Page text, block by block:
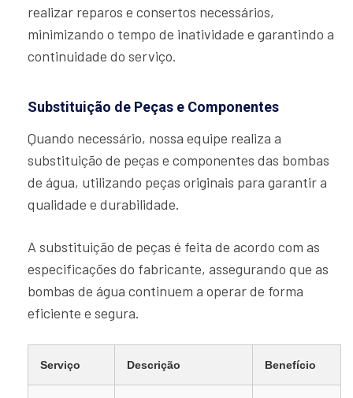
realizar reparos e consertos necessários,
minimizando o tempo de inatividade e garantindo a
continuidade do serviço.
Substituição de Peças e Componentes
Quando necessário, nossa equipe realiza a
substituição de peças e componentes das bombas
de água, utilizando peças originais para garantir a
qualidade e durabilidade.
A substituição de peças é feita de acordo com as
especificações do fabricante, assegurando que as
bombas de água continuem a operar de forma
eficiente e segura.
Serviço Descrição Benefício